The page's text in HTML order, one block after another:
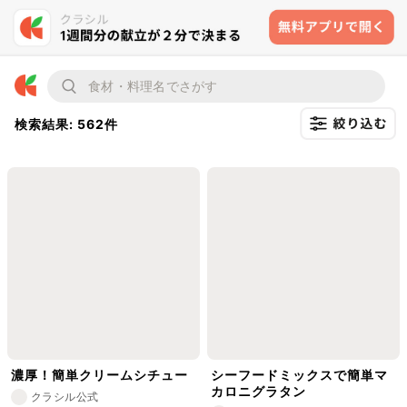
検索結果: 562件
濃厚！簡単クリームシチュー
クラシル公式
シーフードミックスで簡単マ
カロニグラタン